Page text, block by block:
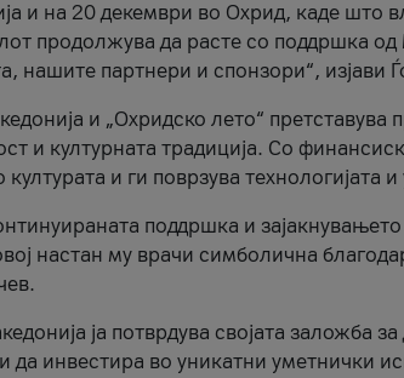
и на 20 декември во Охрид, каде што
продолжува да расте со поддршка од
нашите партнери и спонзори“, изјави
и „Охридско лето“ претставува
и културната традиција. Со
културата и ги поврзува
поддршка и
настан му врачи симболична
ја потврдува својата заложба
да инвестира во уникатни уметнички